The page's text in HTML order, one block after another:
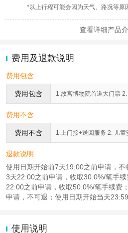
*以上行程可能会因为天气、路况等原
查看详细产品
费用及退款说明
费用包含
费用包含 1.故宫博物院首道大门票
费用不含
费用不含 1.上门接+送回服务 2. 儿
退款说明
使用日期开始前7天19:00之前申请，
3天22:00之前申请，收取30.0%/笔手
22:00之前申请，收取50.0%/笔手续费
申请，不可退；使用日期开始当天
使用说明